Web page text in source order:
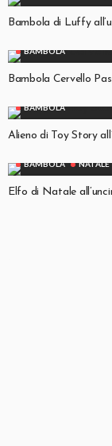
Bambola di Luffy
BAMBOLA
Bambola Cervello
BAMBOLA
Alieno di Toy Story
BAMBOLA NATALE
Elfo di Natale